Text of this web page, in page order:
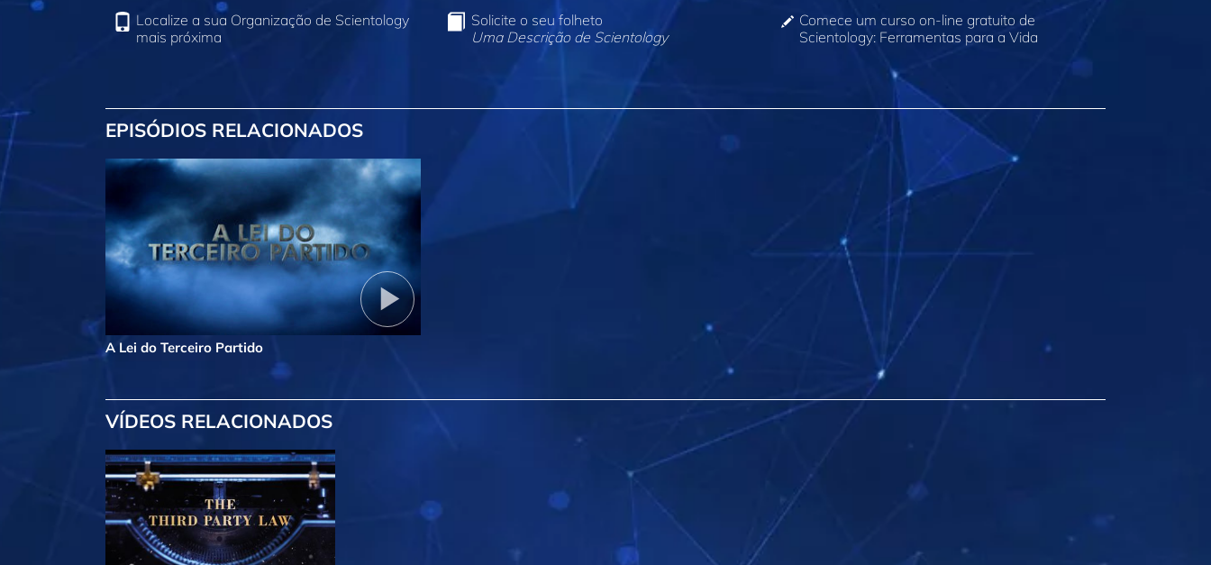
Localize a sua Organização de Scientology
mais próxima
Solicite o seu folheto
Uma Descrição de Scientology
Comece um curso on‑line gratuito de
Scientology: Ferramentas para a Vida
EPISÓDIOS RELACIONADOS
A Lei do Terceiro Partido
VÍDEOS RELACIONADOS